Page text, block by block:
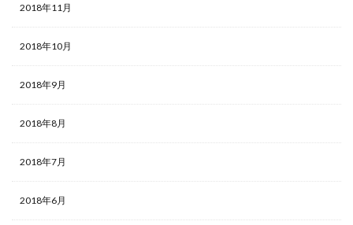
2018年11月
2018年10月
2018年9月
2018年8月
2018年7月
2018年6月